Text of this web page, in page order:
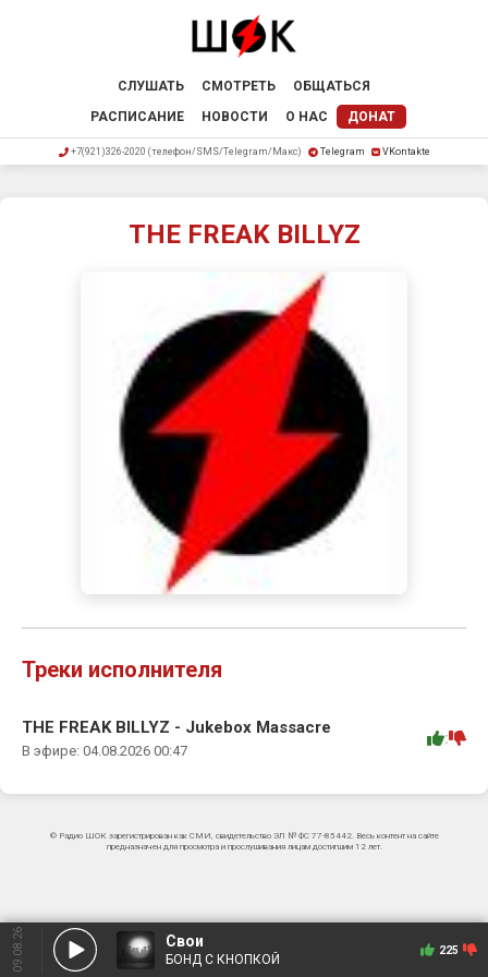
СЛУШАТЬ СМОТРЕТЬ
ОБЩАТЬСЯ
РАСПИСАНИЕ
НОВОСТИ О НАС ДОНАТ
+7(921)326-2020 (телефон/SMS/Telegram/Макс) Telegram VKontakte
THE FREAK BILLYZ
Треки исполнителя
THE FREAK BILLYZ - Jukebox Massacre
В эфире: 04.08.2026 00:47
:
© Радио ШОК зарегистрирован как СМИ, свидетельство ЭЛ № ФС 77-85442. Весь контент на сайте
предназначен для просмотра и прослушивания лицам достигшим 12 лет.
09.08.26 Свои
БОНД С КНОПКОЙ
225